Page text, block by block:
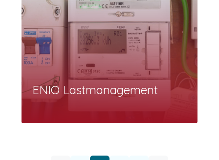
ENIO Lastmanagement